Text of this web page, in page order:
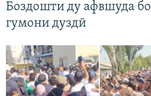
Боздошти ду афвшуда бо
гумони дуздӣ